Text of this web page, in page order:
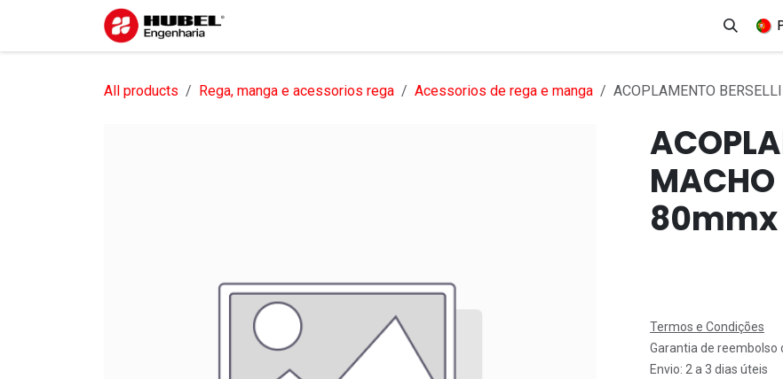
Pular para o conteúdo
All products Rega, manga e acessorios rega Acessorios de rega e manga ACOPLAMENTO
80mmx
Termos e Condições
Garantia de reembolso
Envio: 2 a 3 dias úteis